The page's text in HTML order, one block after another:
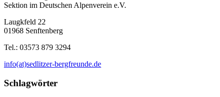
Sektion im Deutschen Alpenverein e.V.
Laugkfeld 22
01968 Senftenberg
Tel.: 03573 879 3294
info(at)sedlitzer-bergfreunde.de
Schlagwörter